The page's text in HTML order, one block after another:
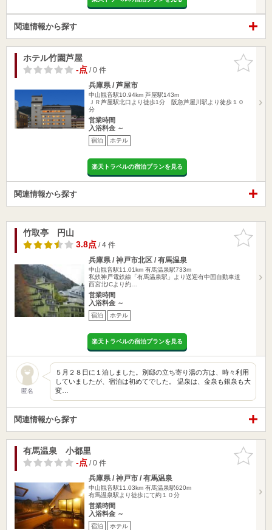
関連情報から探す
お気に入
りに追加
ホテル竹園芦屋
-点/ 0 件
兵庫県 / 芦屋市
中山観音駅10.94km 芦屋駅143m
ＪＲ芦屋駅北口より徒歩1分 阪急芦屋川駅より徒歩１０
分
営業時間
入浴料金 ～
宿泊 ホテル
楽天トラベルの宿泊プランを見る
関連情報から探す
お気に入
りに追加
竹取亭 円山
3.8点/ 4 件
兵庫県 / 神戸市北区 / 有馬温泉
中山観音駅11.01km 有馬温泉駅733m
私鉄神戸電鉄線「有馬温泉駅」より送迎有中国自動車道
西宮北ICより約…
営業時間
入浴料金 ～
宿泊 ホテル
楽天トラベルの宿泊プランを見る
匿名
５月２８日に１泊しました。別邸の立ち寄り湯の方は、時々利用
していましたが、宿泊は初めてでした。 温泉は、金泉も銀泉も大
変…
関連情報から探す
お気に入
りに追加
有馬温泉 小都里
-点/ 0 件
兵庫県 / 神戸市 / 有馬温泉
中山観音駅11.03km 有馬温泉駅620m
有馬温泉駅より徒歩にて約１０分
営業時間
入浴料金 ～
宿泊 ホテル